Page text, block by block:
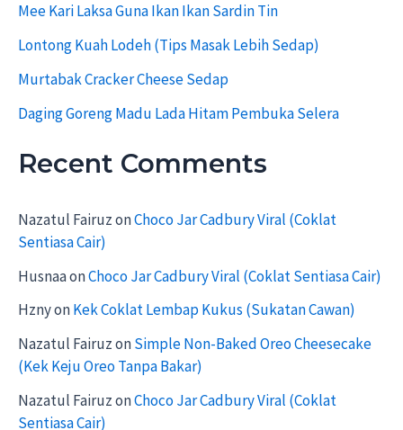
:Mee Kari Laksa Guna Ikan Ikan Sardin Tin
Lontong Kuah Lodeh (Tips Masak Lebih Sedap)
Murtabak Cracker Cheese Sedap
Daging Goreng Madu Lada Hitam Pembuka Selera
Recent Comments
Nazatul FairuzonChoco Jar Cadbury Viral (Coklat
Sentiasa Cair)
HusnaaonChoco Jar Cadbury Viral (Coklat Sentiasa Cair)
HznyonKek Coklat Lembap Kukus (Sukatan Cawan)
Nazatul FairuzonSimple Non-Baked Oreo Cheesecake
(Kek Keju Oreo Tanpa Bakar)
Nazatul FairuzonChoco Jar Cadbury Viral (Coklat
Sentiasa Cair)